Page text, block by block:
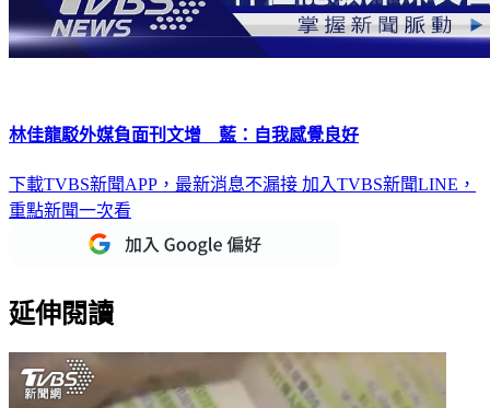
林佳龍駁外媒負面刊文增 藍：自我感覺良好
下載TVBS新聞APP，最新消息不漏接 加入TVBS新聞LINE，
重點新聞一次看
延伸閱讀